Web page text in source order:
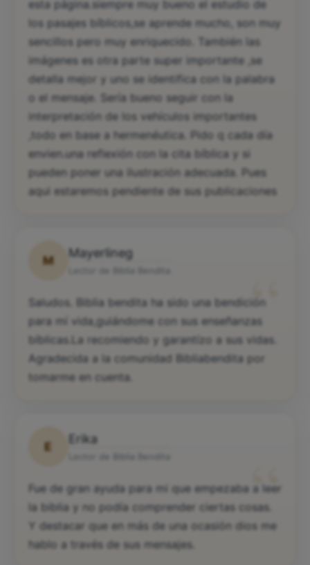
esta página.siempre muy bueno el estudio de
los pasajes bíblicos,se aprende mucho, son muy
sencillos pero muy enriquecido. También las
imágenes es otra parte super importante ,se
detalla mejor y uno se identifica con la palabra
o el mensaje. Sería bueno seguir con la
interpretación de los vehículos importantes
,todo en base a hermenéutica. Pido q cada día
envien.una reflexión con la cita bíblica y si
pueden poner una ilustración adecuada. Pues
aqui estaremos pendiente de sus publicaciones
M
Mayerlineg
“
Saludos. Biblia bendita ha sido una bendición
para mí vida,guiándome con sus enseñanzas
bíblicas.La recomiendo y garantízo a sus vidas.
Agradecida a la comunidad Bibliabendita por
tomarme en cuenta.
E
Erika
“
Fue de gran ayuda para mi que empezaba a leer
la biblia y no podía comprender ciertas cosas.
Y destacar que en más de una ocasión dios me
hablo a través de sus mensajes.